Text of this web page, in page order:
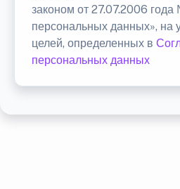
законом от 27.07.2006
персональных данных», на
целей, определенных в
персональных данных